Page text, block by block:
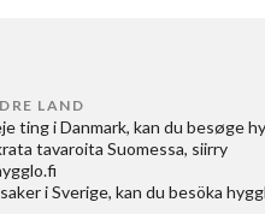
LAND
ting i Danmark, kan du besøge
tavaroita Suomessa, siirry
i Sverige, kan du besöka